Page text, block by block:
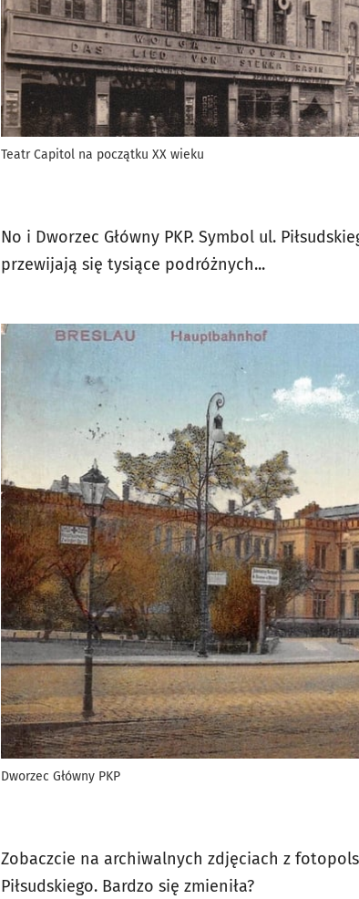
Teatr Capitol na początku XX wieku
No i Dworzec Główny PKP. Symbol ul.
przewijają się tysiące podróżnych...
Dworzec Główny PKP
Zobaczcie na archiwalnych zdjęciach z
Piłsudskiego. Bardzo się zmieniła?